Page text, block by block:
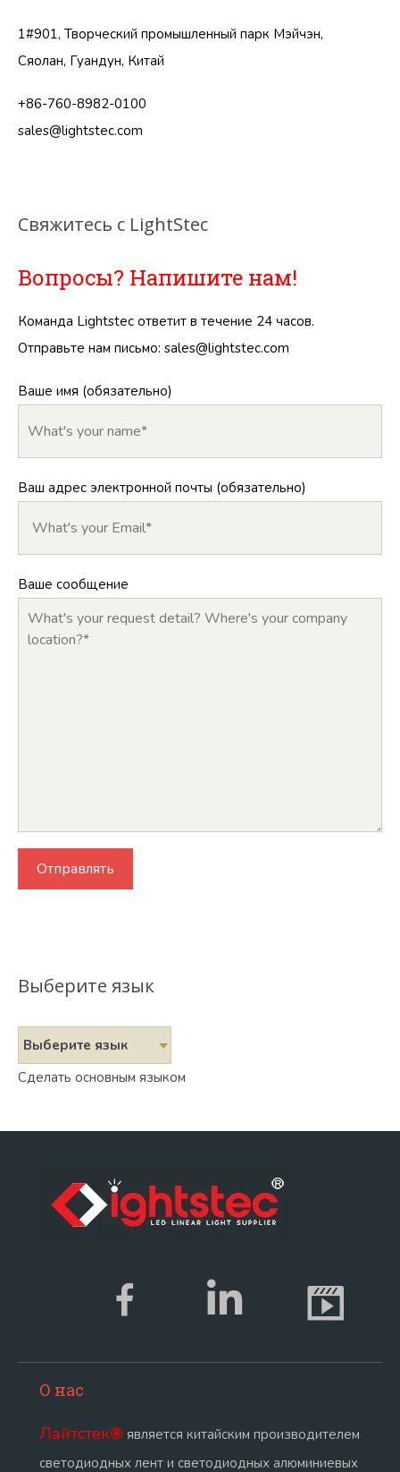
1#901, Творческий промышленный парк Мэйчэн,
Сяолан, Гуандун, Китай
+86-760-8982-0100
sales@lightstec.com
Свяжитесь с LightStec
Вопросы? Напишите нам!
Команда Lightstec ответит в течение 24 часов.
Отправьте нам письмо: sales@lightstec.com
Ваше имя (обязательно)
Ваш адрес электронной почты (обязательно)
Ваше сообщение
Выберите язык
Выберите язык
Сделать основным языком
О нас
Лайтстек® является китайским производителем
светодиодных лент и светодиодных алюминиевых